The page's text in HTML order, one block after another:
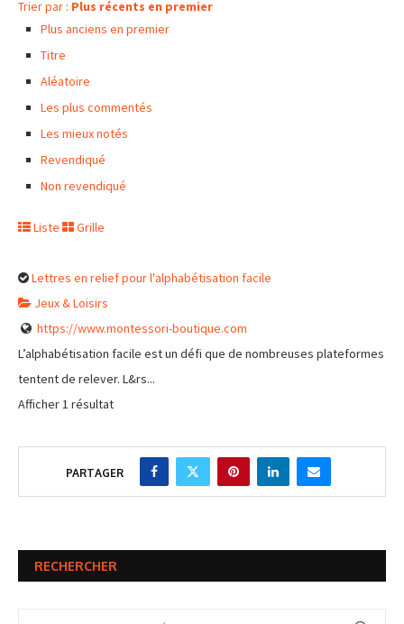
Trier par : Plus récents en premier
Plus anciens en premier
Titre
Aléatoire
Les plus commentés
Les mieux notés
Revendiqué
Non revendiqué
Liste Grille
Lettres en relief pour l'alphabétisation facile
Jeux & Loisirs
https://www.montessori-boutique.com
L’alphabétisation facile est un défi que de nombreuses plateformes
tentent de relever. L&rs...
Afficher 1 résultat
PARTAGER
RECHERCHER